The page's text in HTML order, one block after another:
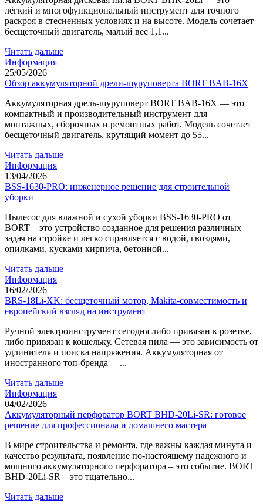
лёгкий и многофункциональный инструмент для точного
раскроя в стесненных условиях и на высоте. Модель сочетает
бесщеточный двигатель, малый вес 1,1...
Читать дальше
Информация
25/05/2026
Обзор аккумуляторной дрели-шуруповерта BORT BAB-16X
Аккумуляторная дрель-шуруповерт BORT BAB-16X — это
компактный и производительный инструмент для
монтажных, сборочных и ремонтных работ. Модель сочетает
бесщеточный двигатель, крутящий момент до 55...
Читать дальше
Информация
13/04/2026
BSS-1630-PRO: инженерное решение для строительной
уборки
Пылесос для влажной и сухой уборки BSS-1630-PRO от
BORT – это устройство созданное для решения различных
задач на стройке и легко справляется с водой, гвоздями,
опилками, кусками кирпича, бетонной...
Читать дальше
Информация
16/02/2026
BRS-18Li-XK: бесщеточный мотор, Makita-совместимость и
европейский взгляд на инструмент
Ручной электроинструмент сегодня либо привязан к розетке,
либо привязан к кошельку. Сетевая пила — это зависимость от
удлинителя и поиска напряжения. Аккумуляторная от
иностранного топ-бренда —...
Читать дальше
Информация
04/02/2026
Аккумуляторный перфоратор BORT BHD-20Li-SR: готовое
решение для профессионала и домашнего мастера
В мире строительства и ремонта, где важны каждая минута и
качество результата, появление по-настоящему надежного и
мощного аккумуляторного перфоратора – это событие. BORT
BHD-20Li-SR – это тщательно...
Читать дальше